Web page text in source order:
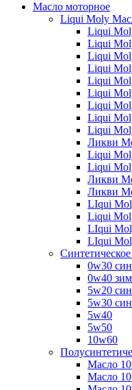
Масло моторное
Liqui Moly
Liqui
Liqui
Liqui
Liqui
Liqui
Liqui
Liqui
Liqui
Liqui
Ликви
Liqui
Liqui
Ликви
Ликви
LIqui
Liqui
LIqui
LIqui
0w30
0w40
5w20
5w30
5w40
5w50
10w60
Масло
Масло